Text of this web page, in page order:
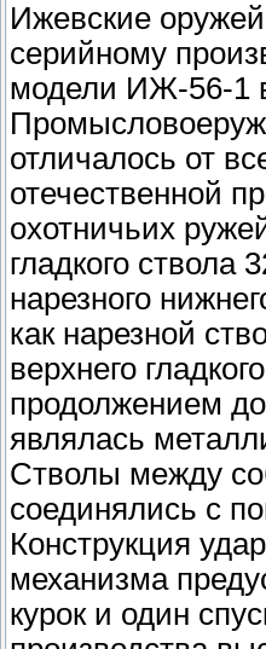
Ижевские
серийному
модели ИЖ-56-1
отличалось от
отечественной
охотничьих
гладкого ствола
нарезного
как нарезной
верхнего
продолжением
являлась
Стволы между
соединялись с
Конструкция
механизма
курок и один